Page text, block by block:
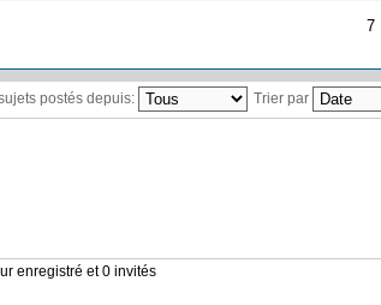
7
postés depuis: Trier par
enregistré et 0 invités